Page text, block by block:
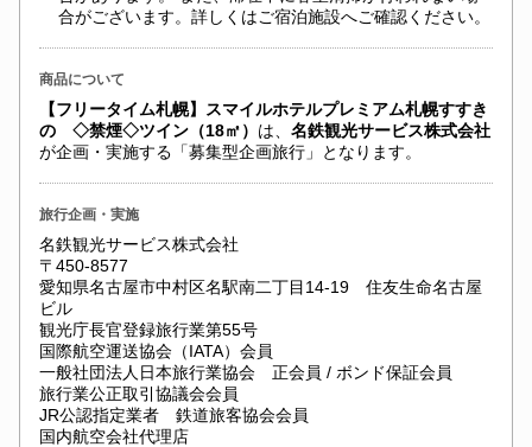
合がございます。詳しくはご宿泊施設へご確認ください。
商品について
【フリータイム札幌】スマイルホテルプレミアム札幌すすき
の ◇禁煙◇ツイン（18㎡） は、 名鉄観光サービス株式会社
が企画・実施する「募集型企画旅行」となります。
旅行企画・実施
名鉄観光サービス株式会社
〒450-8577
愛知県名古屋市中村区名駅南二丁目14-19 住友生命名古屋
ビル
観光庁長官登録旅行業第55号
国際航空運送協会（IATA）会員
一般社団法人日本旅行業協会 正会員 / ボンド保証会員
旅行業公正取引協議会会員
JR公認指定業者 鉄道旅客協会会員
国内航空会社代理店